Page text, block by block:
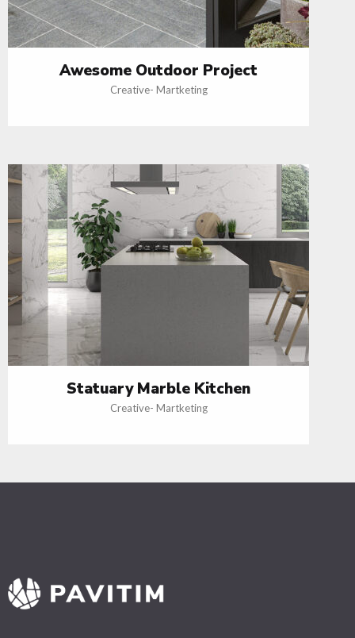
Awesome Outdoor Project
Creative- Martketing
Statuary Marble Kitchen
Creative- Martketing